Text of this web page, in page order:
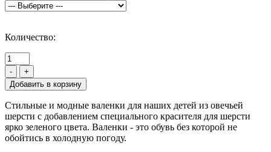
Количество:
- +
Стильные и модные валенки для наших детей из овечьей
шерсти с добавлением специального красителя для шерсти
ярко зеленого цвета. Валенки - это обувь без которой не
обойтись в холодную погоду.